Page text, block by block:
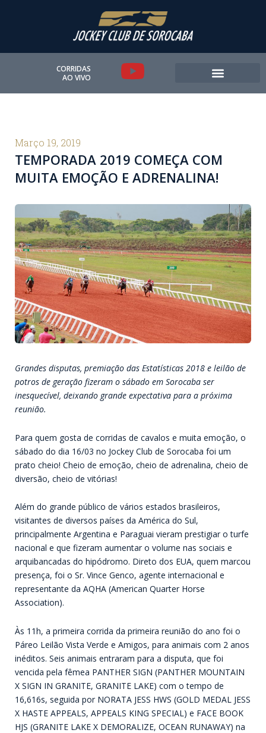
CORRIDAS
AO VIVO
Y
o
u
b
e
Março 19, 2019
TEMPORADA 2019 COMEÇA COM
MUITA EMOÇÃO E ADRENALINA!
Grandes disputas, premiação das Estatísticas 2018 e leilão de
potros de geração fizeram o sábado em Sorocaba ser
inesquecível, deixando grande expectativa para a próxima
reunião.
Para quem gosta de corridas de cavalos e muita emoção, o
sábado do dia 16/03 no Jockey Club de Sorocaba foi um
prato cheio! Cheio de emoção, cheio de adrenalina, cheio de
diversão, cheio de vitórias!
Além do grande público de vários estados brasileiros,
visitantes de diversos países da América do Sul,
principalmente Argentina e Paraguai vieram prestigiar o turfe
nacional e que fizeram aumentar o volume nas sociais e
arquibancadas do hipódromo. Direto dos EUA, quem marcou
presença, foi o Sr. Vince Genco, agente internacional e
representante da AQHA (American Quarter Horse
Association).
Às 11h, a primeira corrida da primeira reunião do ano foi o
Páreo Leilão Vista Verde e Amigos, para animais com 2 anos
inéditos. Seis animais entraram para a disputa, que foi
vencida pela fêmea PANTHER SIGN (PANTHER MOUNTAIN
X SIGN IN GRANITE, GRANITE LAKE) com o tempo de
16,616s, seguida por NORATA JESS HWS (GOLD MEDAL JESS
X HASTE APPEALS, APPEALS KING SPECIAL) e FACE BOOK
HJS (GRANITE LAKE X DEMORALIZE, OCEAN RUNAWAY) na